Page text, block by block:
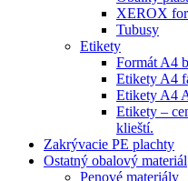
XEROX
Tubusy
Etikety
Formát A4
Etikety A4
Etikety A4
Etikety –
klieští.
Zakrývacie PE plachty
Ostatný obalový materiál
Penové materiály